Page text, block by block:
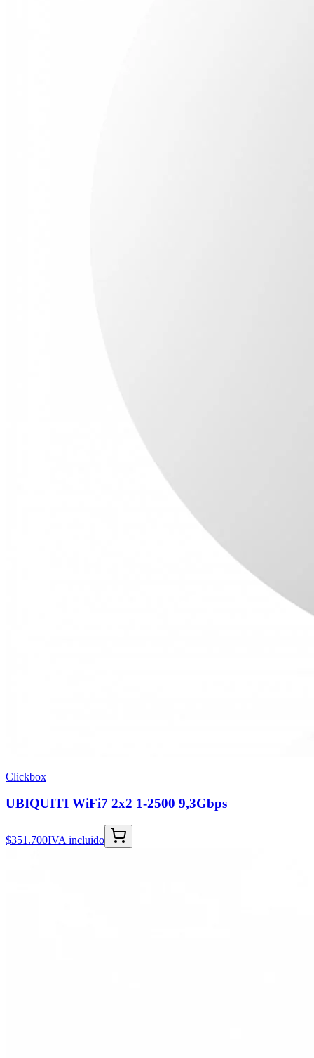
Clickbox
UBIQUITI WiFi7 2x2 1-2500 9,3Gbps
$351.700IVA incluido